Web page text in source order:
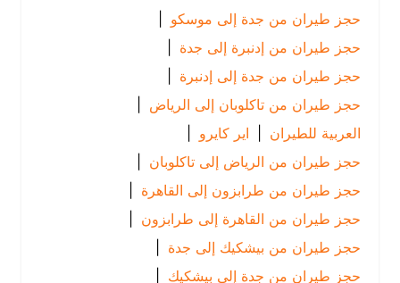
حجز طيران من جدة إلى موسكو |
حجز طيران من إدنبرة إلى جدة
حجز طيران من جدة إلى إدنبرة |
حجز طيران من تاكلوبان إلى الرياض
|
العربية للطيران | اير كايرو
|
حجز طيران من الرياض إلى تاكلوبان |
حجز طيران من طرابزون إلى القاهرة |
حجز طيران من القاهرة إلى طرابزون |
حجز طيران من بيشكيك إلى جدة
حجز طيران من جدة إلى بيشكيك |